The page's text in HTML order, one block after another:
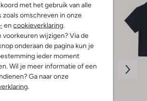
met het gebruik van alle
zoals omschreven in onze
en cookieverklaring
voorkeuren wijzigen? Via de
onderaan de pagina kun je
ieder moment
Wil je meer informatie of een
Ga naar onze